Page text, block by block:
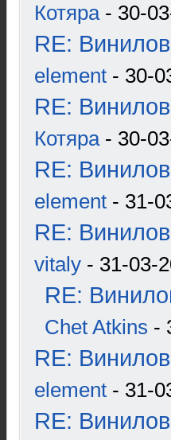
Котяра- 30-
RE:
element - 30-
RE:
Котяра- 30-
RE:
element - 31-
RE:
vitaly - 31-03-
RE:
Chet Atkins -
RE:
element - 31-
RE: